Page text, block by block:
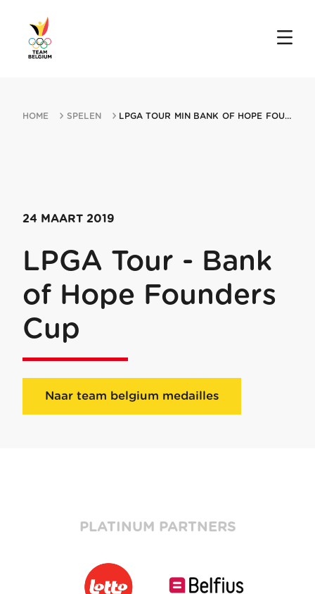
HOME SPELEN LPGA TOUR MIN BANK OF HOPE FOUNDERS CUP 24032019 PHOENIX AZ
24 MAART 2019
LPGA Tour - Bank
of Hope Founders
Cup
Naar team belgium medailles
PLATINUM PARTNERS